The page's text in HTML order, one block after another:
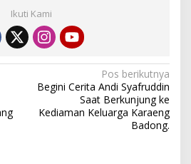
Ikuti Kami
Pos berikutnya
Begini Cerita Andi Syafruddin
Saat Berkunjung ke
Kediaman Keluarga Karaeng
Badong.